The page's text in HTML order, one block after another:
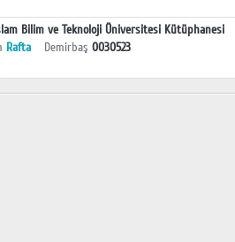
Bilim ve Teknoloji Üniversitesi Kütüphanesi
Rafta Demirbaş 0030523